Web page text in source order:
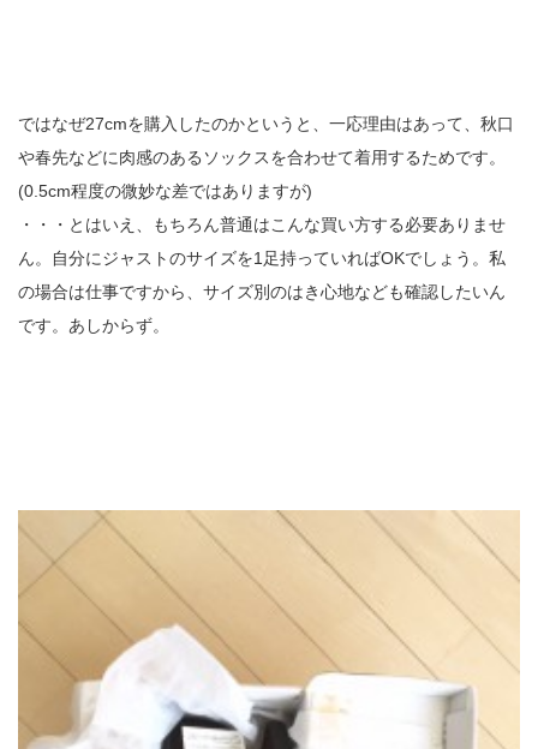
ではなぜ27cmを購入したのかというと、一応理由はあって、秋口
や春先などに肉感のあるソックスを合わせて着用するためです。
(0.5cm程度の微妙な差ではありますが)
・・・とはいえ、もちろん普通はこんな買い方する必要ありませ
ん。自分にジャストのサイズを1足持っていればOKでしょう。私
の場合は仕事ですから、サイズ別のはき心地なども確認したいん
です。あしからず。